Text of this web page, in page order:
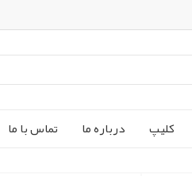
کليپ درباره ما تماس با ما